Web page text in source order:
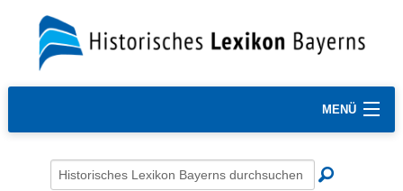
MENÜ